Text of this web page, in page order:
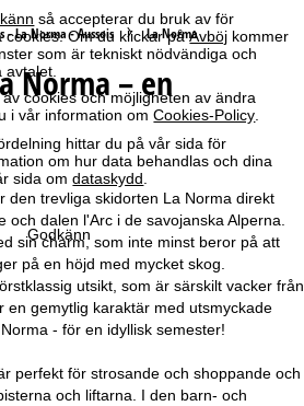
så accepterar du bruk av för
cookies. Om du klickar påAvböj kommer
som är tekniskt nödvändiga och
cookies och möjligheten av ändra
i vår information omCookies-Policy
hittar du på vår sida för
om hur data behandlas och dina
sida omdataskydd
Godkänn
- La Norma - Aussois La Norma
Norma – en
den trevliga skidorten La Norma direkt
och dalen l'Arc i de savojanska Alperna.
sin charm, som inte minst beror på att
på en höjd med mycket skog.
utsikt, som är särskilt vacker från
en gemytlig karaktär med utsmyckade
- för en idyllisk semester!
perfekt för strosande och shoppande och
och liftarna. I den barn- och